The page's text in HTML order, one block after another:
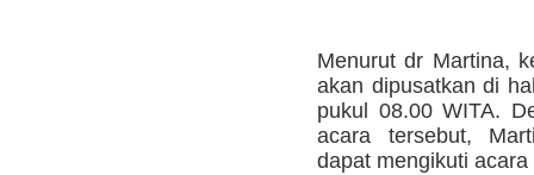
Menurut dr Martina,
akan dipusatkan di
pukul 08.00 WITA.
acara tersebut,
dapat mengikuti